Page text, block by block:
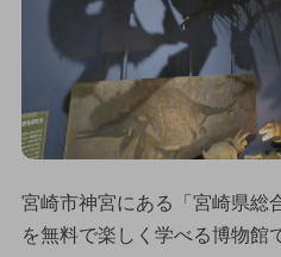
宮崎市神宮にある「宮崎県総
を無料で楽しく学べる博物館